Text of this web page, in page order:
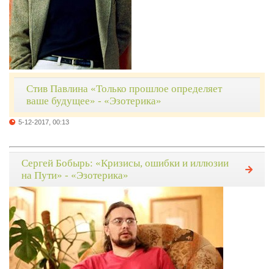
Стив Павлина «Только прошлое определяет
ваше будущее» - «Эзотерика»
5-12-2017, 00:13
Сергей Бобырь: «Кризисы, ошибки и иллюзии
на Пути» - «Эзотерика»